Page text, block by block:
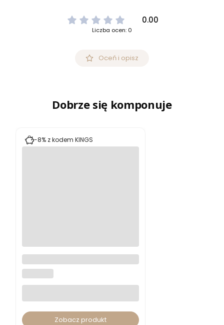
0.00
Liczba ocen: 0
Oceń i opisz
Dobrze się komponuje
Stołek Calmar 46
Zobacz produkt